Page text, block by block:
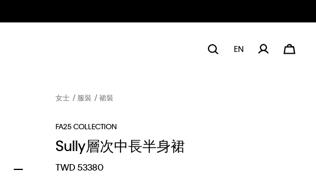
EN
女士 服裝 裙裝
FA25 COLLECTION
Sully層次中長半身裙
TWD 53380